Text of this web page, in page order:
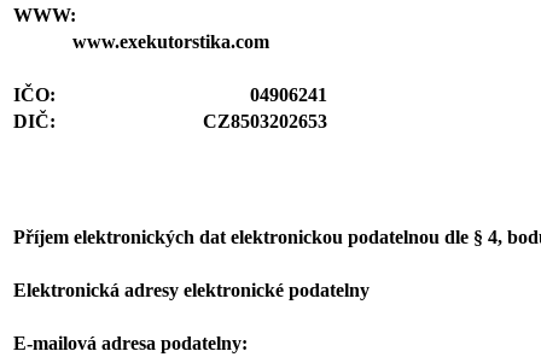
WWW:
www.exekutorstika.com
IČO:
04906241
DIČ:
CZ8503202653
Příjem elektronických dat elektronickou podatelnou dle § 4,
Elektronická adresy elektronické podatelny
E-mailová adresa podatelny: